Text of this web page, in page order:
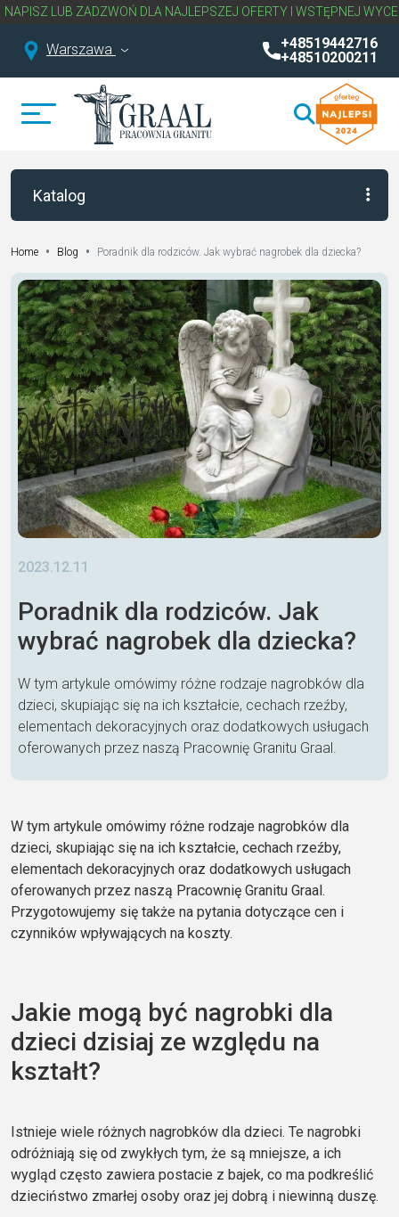
ZADZWOŃ DLA NAJLEPSZEJ OFERTY I WSTĘPNEJ WYCENY
Warszawa
+48519442716
+48510200211
Katalog
Home • Blog • Poradnik dla rodziców. Jak wybrać nagrobek dla dziecka?
2023.12.11
Poradnik dla rodziców. Jak
wybrać nagrobek dla dziecka?
W tym artykule omówimy różne rodzaje nagrobków dla
dzieci, skupiając się na ich kształcie, cechach rzeźby,
elementach dekoracyjnych oraz dodatkowych usługach
oferowanych przez naszą Pracownię Granitu Graal.
W tym artykule omówimy różne rodzaje nagrobków dla
dzieci, skupiając się na ich kształcie, cechach rzeźby,
elementach dekoracyjnych oraz dodatkowych usługach
oferowanych przez naszą Pracownię Granitu Graal.
Przygotowujemy się także na pytania dotyczące cen i
czynników wpływających na koszty.
Jakie mogą być nagrobki dla
dzieci dzisiaj ze względu na
kształt?
Istnieje wiele różnych nagrobków dla dzieci. Te nagrobki
odróżniają się od zwykłych tym, że są mniejsze, a ich
wygląd często zawiera postacie z bajek, co ma podkreślić
dzieciństwo zmarłej osoby oraz jej dobrą i niewinną duszę.